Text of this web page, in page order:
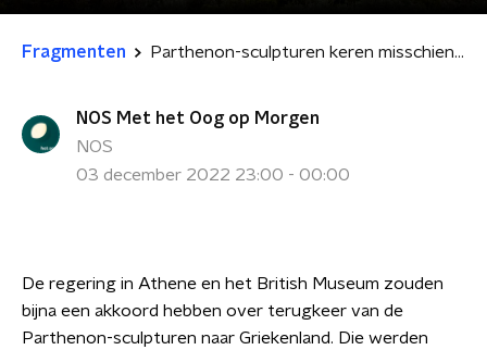
Fragmenten Parthenon-sculpturen keren misschien terug naar Griekenland
NOS Met het Oog op Morgen
NOS
03 december 2022 23:00 - 00:00
De regering in Athene en het British Museum zouden
bijna een akkoord hebben over terugkeer van de
Parthenon-sculpturen naar Griekenland. Die werden